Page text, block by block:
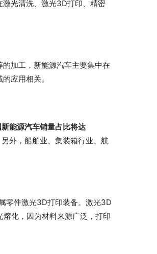
光清洗、激光3D打印、精密
加工，新能源汽车主要集中在
应用相关。
能源汽车销量占比将达
外，船舶业、集装箱行业、航
零件激光3D打印装备。激光3D
化，因为材料来源广泛，打印